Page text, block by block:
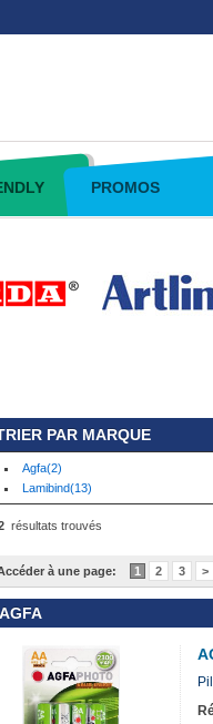
PROMOS
PAR MARQUE
Agfa(2)
Lamibind(13)
résultats trouvés
à une page: 1 2 3 >
AGFA